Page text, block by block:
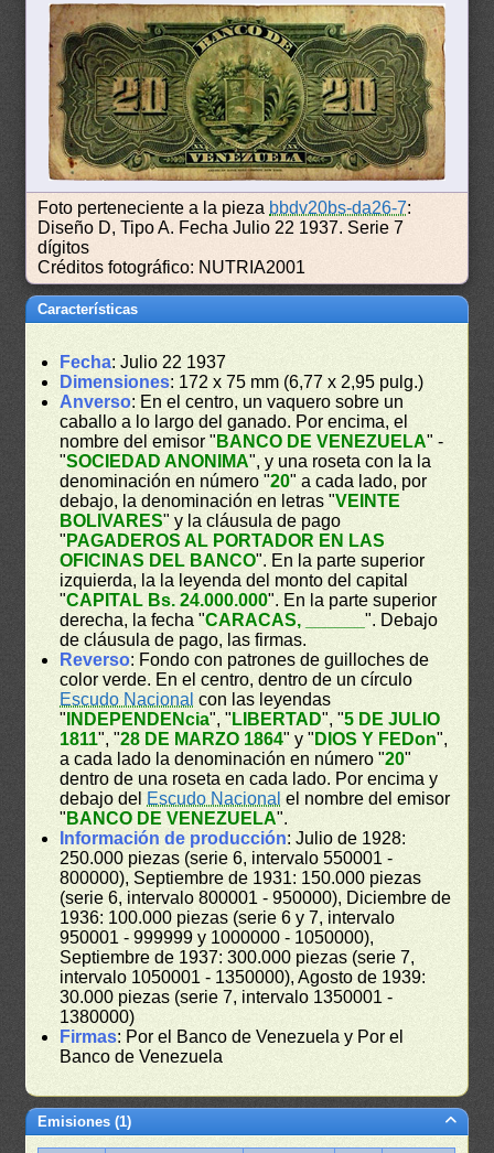
Foto perteneciente a la pieza bbdv20bs-da26-7:
Diseño D, Tipo A. Fecha Julio 22 1937. Serie 7
dígitos
Créditos fotográfico: NUTRIA2001
Características
Fecha: Julio 22 1937
Dimensiones: 172 x 75 mm (6,77 x 2,95 pulg.)
Anverso: En el centro, un vaquero sobre un
caballo a lo largo del ganado. Por encima, el
nombre del emisor " BANCO DE VENEZUELA" -
"SOCIEDAD ANONIMA", y una roseta con la la
denominación en número "20" a cada lado, por
debajo, la denominación en letras "VEINTE
BOLIVARES" y la cláusula de pago
" PAGADEROS AL PORTADOR EN LAS
OFICINAS DEL BANCO". En la parte superior
izquierda, la la leyenda del monto del capital
"CAPITAL Bs. 24.000.000". En la parte superior
derecha, la fecha "CARACAS, ______". Debajo
de cláusula de pago, las firmas.
Reverso: Fondo con patrones de guilloches de
color verde. En el centro, dentro de un círculo
Escudo Nacional con las leyendas
" INDEPENDENcia", " LIBERTAD", "5 DE JULIO
1811", "28 DE MARZO 1864" y " DIOS Y FEDon",
a cada lado la denominación en número "20"
dentro de una roseta en cada lado. Por encima y
debajo del Escudo Nacional el nombre del emisor
" BANCO DE VENEZUELA".
Información de producción: Julio de 1928:
250.000 piezas (serie 6, intervalo 550001 -
800000), Septiembre de 1931: 150.000 piezas
(serie 6, intervalo 800001 - 950000), Diciembre de
1936: 100.000 piezas (serie 6 y 7, intervalo
950001 - 999999 y 1000000 - 1050000),
Septiembre de 1937: 300.000 piezas (serie 7,
intervalo 1050001 - 1350000), Agosto de 1939:
30.000 piezas (serie 7, intervalo 1350001 -
1380000)
Firmas: Por el Banco de Venezuela y Por el
Banco de Venezuela
Emisiones (1)